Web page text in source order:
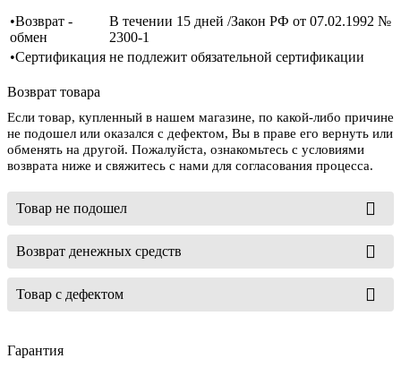
•Возврат -
обмен
В течении 15 дней /Закон РФ от 07.02.1992 №
2300-1
•Сертификация не подлежит обязательной сертификации
Возврат товара
Если товар, купленный в нашем магазине, по какой-либо причине
не подошел или оказался с дефектом, Вы в праве его вернуть или
обменять на другой. Пожалуйста, ознакомьтесь с условиями
возврата ниже и свяжитесь с нами для согласования процесса.
Товар не подошел
Возврат денежных средств
Товар с дефектом
Гарантия